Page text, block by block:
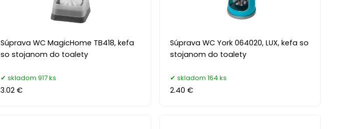
Súprava WC MagicHome TB418, kefa
so stojanom do toalety
skladom 917 ks
3.02 €
Súprava WC York 064020, LUX, kefa so
stojanom do toalety
skladom 164 ks
2.40 €